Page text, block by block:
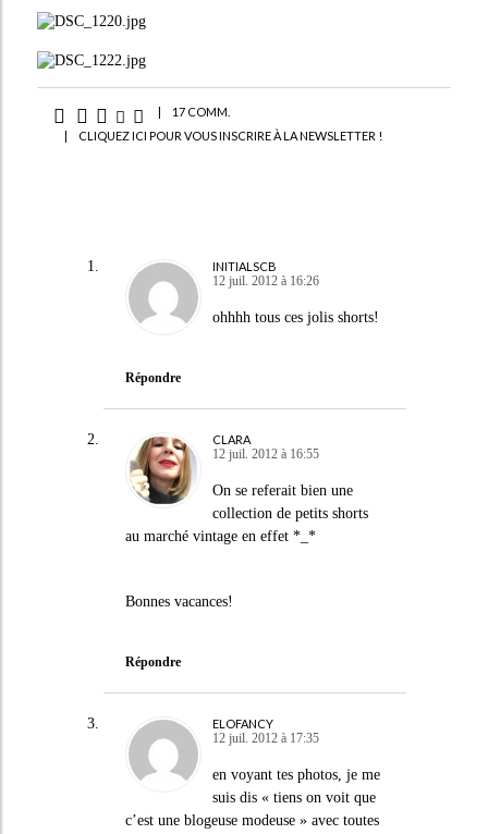
|
17 COMM.
|
CLIQUEZ ICI POUR VOUS INSCRIRE À LA NEWSLETTER !
INITIALSCB
12 juil. 2012 à 16:26
ohhhh tous ces jolis shorts!
Répondre
CLARA
12 juil. 2012 à 16:55
On se referait bien une
collection de petits shorts
au marché vintage en effet *_*
Bonnes vacances!
Répondre
ELOFANCY
12 juil. 2012 à 17:35
en voyant tes photos, je me
suis dis « tiens on voit que
c’est une blogeuse modeuse » avec toutes